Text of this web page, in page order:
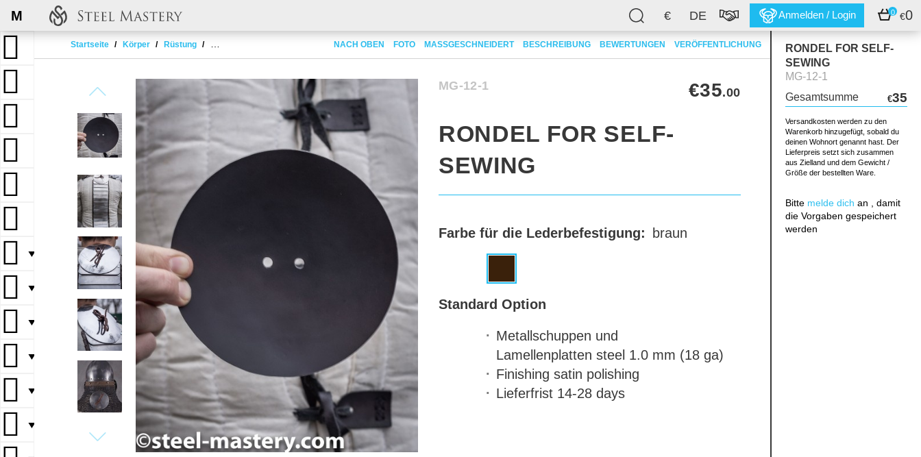
€ DE Anmelden / Login 0 €0
M
Startseite Körper Rüstung Schuppenpanzer und Platten Rondel for self-sewing
NACH OBEN FOTO MASSGESCHNEIDERT BESCHREIBUNG BEWERTUNGEN VERÖFFENTLICHUNG
▼
▼
▼
▼
▼
▼
RONDEL FOR SELF-
SEWING
MG-12-1
Gesamtsumme
€35
Versandkosten werden zu den
Warenkorb hinzugefügt, sobald du
deinen Wohnort genannt hast. Der
Lieferpreis setzt sich zusammen
aus Zielland und dem Gewicht /
Größe der bestellten Ware.
Bitte melde dich an , damit
die Vorgaben gespeichert
werden
MG-12-1 €35.00
RONDEL FOR SELF-
SEWING
Farbe für die Lederbefestigung: braun
Standard Option
Metallschuppen und
Lamellenplatten steel 1.0 mm (18 ga)
Finishing satin polishing
Lieferfrist 14-28 days